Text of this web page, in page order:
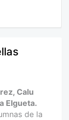
Calu
Elgueta.
de la